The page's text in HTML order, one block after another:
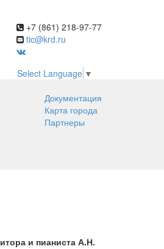
+7 (861) 218-97-77
tic@krd.ru
Select Language ▼
Документация
Карта города
Партнеры
и пианиста А.Н.